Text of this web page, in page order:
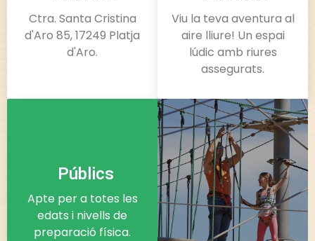
Ctra. Santa Cristina
d'Aro 85, 17249 Platja
d'Aro.
Viu la teva aventura al
aire lliure! Un espai
lúdic amb riures
assegurats.
Públics
Apte per a totes les
edats i nivells de
preparació física.